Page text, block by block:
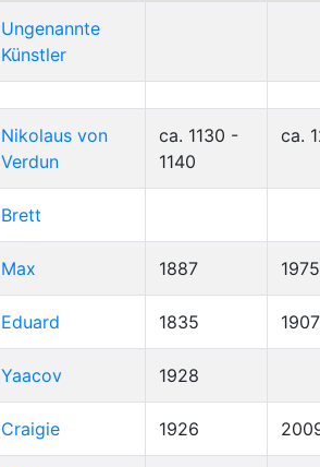
Ungenannte
Künstler
Nikolaus von
Verdun
ca. 1130 -
1140
ca.
Brett
Max 1887 1975
Eduard 1835 1907
Yaacov 1928
Craigie 1926